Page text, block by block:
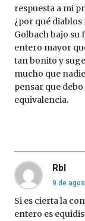
respuesta a mi
¿por qué
Golbach bajo su
entero mayor
tan bonito y
mucho que
pensar que
equivalencia.
Rbl
9 de
Si es cierta la
entero es